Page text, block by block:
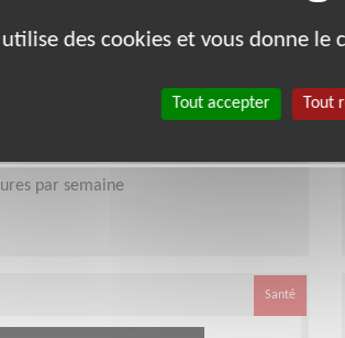
06 Est - secteur Roya
Téléthon
- Alpes-Maritimes (Est)
par semaine
Santé
utilise des cookies et vous donne
Tout accepter Tout